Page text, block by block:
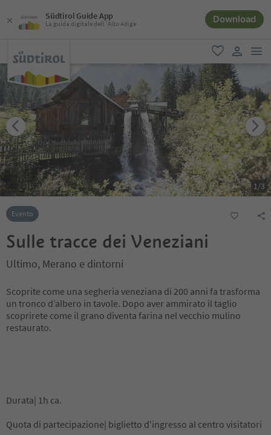
Südtirol Guide App
La guida digitale dell´Alto Adige Download
favoriti
1/3
Evento
Sulle tracce dei Veneziani
Ultimo, Merano e dintorni
Scoprite come una segheria veneziana di 200 anni fa trasforma
un tronco d’albero in tavole. Dopo aver ammirato il taglio
scoprirete come il grano diventa farina nel vecchio mulino
restaurato.
Durata| 1h ca.
Quota di partecipazione| biglietto d'ingresso al centro visitatori